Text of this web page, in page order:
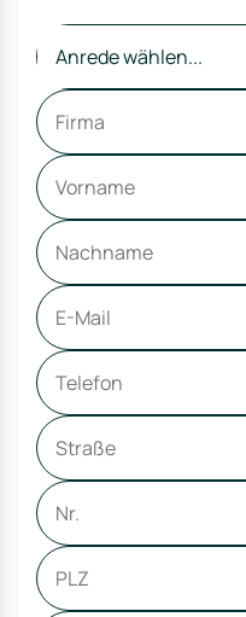
Anrede wählen...